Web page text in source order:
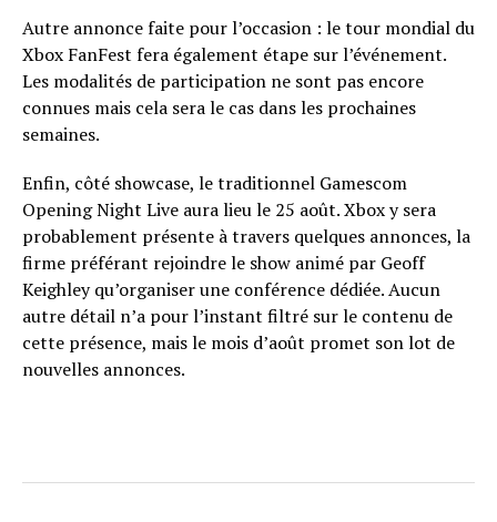
Autre annonce faite pour l’occasion : le tour mondial du
Xbox FanFest fera également étape sur l’événement.
Les modalités de participation ne sont pas encore
connues mais cela sera le cas dans les prochaines
semaines.
Enfin, côté showcase, le traditionnel Gamescom
Opening Night Live aura lieu le 25 août. Xbox y sera
probablement présente à travers quelques annonces, la
firme préférant rejoindre le show animé par Geoff
Keighley qu’organiser une conférence dédiée. Aucun
autre détail n’a pour l’instant filtré sur le contenu de
cette présence, mais le mois d’août promet son lot de
nouvelles annonces.